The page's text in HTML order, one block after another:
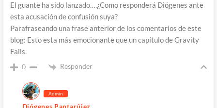
El guante ha sido lanzado….¿Como responderá Diógenes ante
esta acusación de confusión suya?
Parafraseando una frase anterior de los comentarios de este
blog: Esto esta más emocionante que un capítulo de Gravity
Falls.
0 Responder
Admin
Diógenes Pantarújez